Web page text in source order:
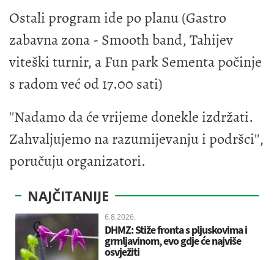
Ostali program ide po planu (Gastro
zabavna zona - Smooth band, Tahijev
viteški turnir, a Fun park Sementa počinje
s radom već od 17.00 sati)
''Nadamo da će vrijeme donekle izdržati.
Zahvaljujemo na razumijevanju i podršci'',
poručuju organizatori.
NAJČITANIJE
6.8.2026.
DHMZ: Stiže fronta s pljuskovima i
grmljavinom, evo gdje će najviše
osvježiti